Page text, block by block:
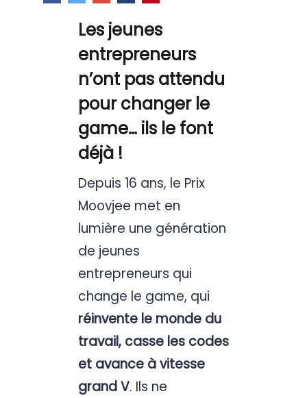
Les jeunes
entrepreneurs
n’ont pas attendu
pour changer le
game… ils le font
déjà !
Depuis 16 ans, le Prix
Moovjee met en
lumière une génération
de jeunes
entrepreneurs qui
change le game, qui
réinvente le monde du
travail, casse les codes
et avance à vitesse
grand V. Ils ne